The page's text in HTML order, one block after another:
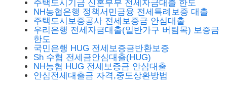
주택도시기금 신혼부부 전세자금대출 한도
NH농협은행 정책서민금융 전세특례보증 대출
주택도시보증공사 전세보증금 안심대출
우리은행 전세자금대출(일반가구 버팀목) 보증금
한도
국민은행 HUG 전세보증금반환보증
Sh 수협 전세금안심대출(HUG)
NH농협 HUG 전세보증금 안심대출
안심전세대출금 자격,중도상환방법